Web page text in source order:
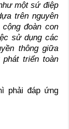
một sứ điệp
trên nguyên
đoàn con
sử dụng các
thông giữa
triển toàn
phải đáp ứng